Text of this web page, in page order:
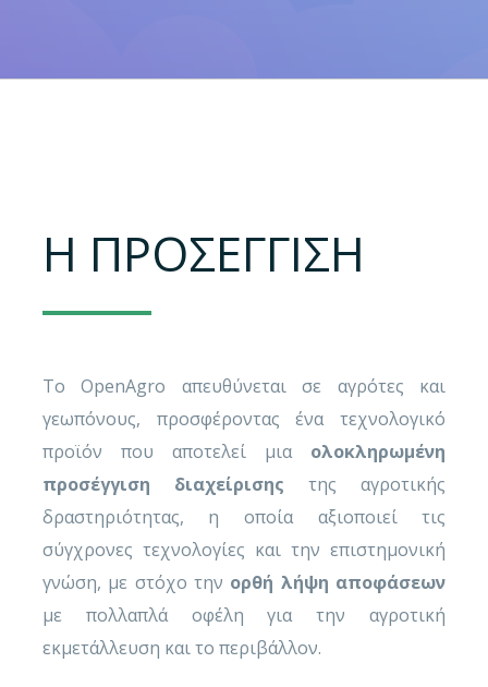
Η ΠΡΟΣΕΓΓΙΣΗ
Το OpenAgro απευθύνεται σε αγρότες και
γεωπόνους, προσφέροντας ένα τεχνολογικό
προϊόν που αποτελεί μια ολοκληρωμένη
προσέγγιση διαχείρισης της αγροτικής
δραστηριότητας, η οποία αξιοποιεί τις
σύγχρονες τεχνολογίες και την επιστημονική
γνώση, με στόχο την ορθή λήψη αποφάσεων
με πολλαπλά οφέλη για την αγροτική
εκμετάλλευση και το περιβάλλον.